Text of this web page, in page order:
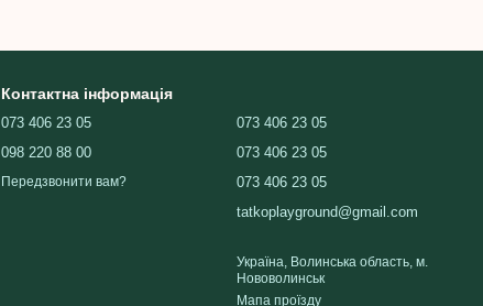
Контактна інформація
073 406 23 05
098 220 88 00
Передзвонити вам?
073 406 23 05
073 406 23 05
073 406 23 05
tatkoplayground@gmail.com
Україна, Волинська область, м.
Нововолинськ
Мапа проїзду